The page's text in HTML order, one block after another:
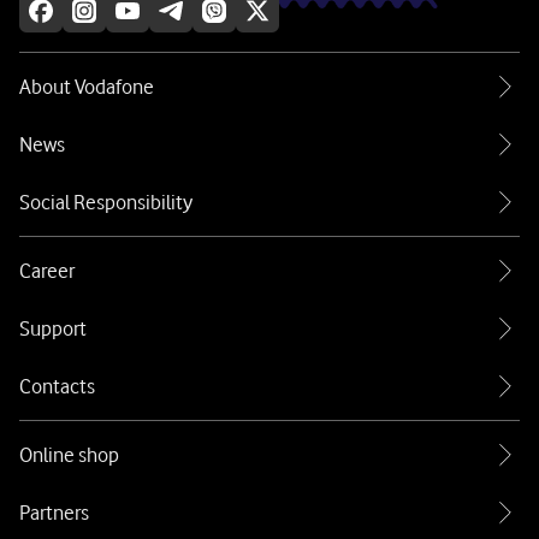
About Vodafone
News
Social Responsibility
Career
Support
Contacts
Online shop
Partners